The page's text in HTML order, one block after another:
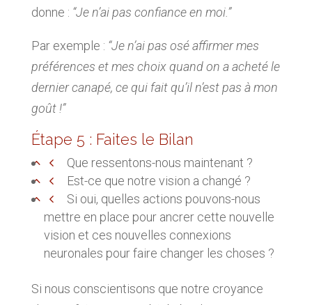
donne : “Je n’ai pas confiance en moi.”
Par exemple : “Je n’ai pas osé affirmer mes
préférences et mes choix quand on a acheté le
dernier canapé, ce qui fait qu’il n’est pas à mon
goût !”
Étape 5 : Faites le Bilan
Que ressentons-nous maintenant ?
Est-ce que notre vision a changé ?
Si oui, quelles actions pouvons-nous
mettre en place pour ancrer cette nouvelle
vision et ces nouvelles connexions
neuronales pour faire changer les choses ?
Si nous conscientisons que notre croyance